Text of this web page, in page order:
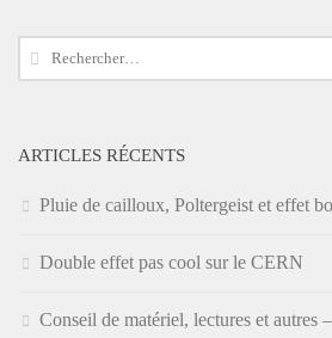
Rechercher :
ARTICLES RÉCENTS
Pluie de cailloux, Poltergeist et effet
Double effet pas cool sur le CERN
Conseil de matériel, lectures et autres